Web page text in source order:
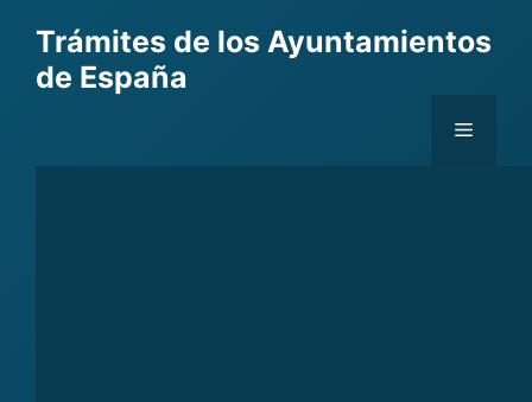
content
Trámites de los Ayuntamientos
de España
Menu